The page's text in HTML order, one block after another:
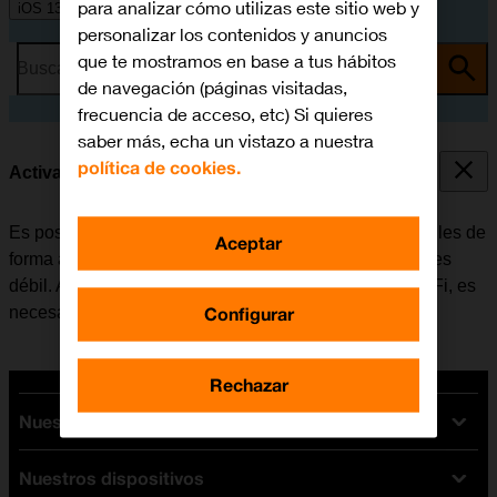
iOS 13.1
Busca por problema o tema
Activar o desactivar el Asistente de Wi-Fi
Es posible configurar el móvil para que use datos móviles de
forma automática cuando la conexión a una red Wi-Fi es
débil. Antes de activar o desactivar el Asistente de Wi-Fi, es
necesario
activar los datos móviles.
Nuestras tarifas
Tarifas Orange
Nuestros dispositivos
para analizar cómo utilizas este sitio web y
personalizar los contenidos y anuncios
que te mostramos en base a tus hábitos
de navegación (páginas visitadas,
frecuencia de acceso, etc) Si quieres
saber más, echa un vistazo a nuestra
política de cookies.
Configurar
Rechazar
Aceptar